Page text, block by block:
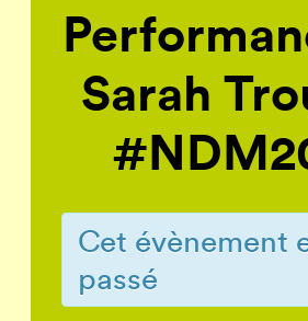
Sarah
Cet évènement
passé